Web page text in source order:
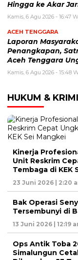
Hingga ke Akar
Kamis, 6 Agu 2026 - 16:47
ACEH TENGGARA
Laporan
Penangkapan,
Aceh Tenggara
Kamis, 6 Agu 2026 - 15:48
HUKUM &
Kinerja
Unit Reskrim
Tembaga di KEK
23 Juni 2026 | 2:20
Bak Operasi
Tersembunyi di
13 Juni 2026 | 12:19
Ops Antik Toba
Simalungun